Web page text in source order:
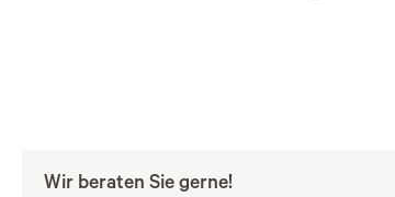
Wir beraten Sie gerne!